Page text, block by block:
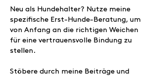
Neu als Hundehalter? Nutze meine
spezifische Erst-Hunde-Beratung, um
von Anfang an die richtigen Weichen
für eine vertrauensvolle Bindung zu
stellen.
Stöbere durch meine Beiträge und